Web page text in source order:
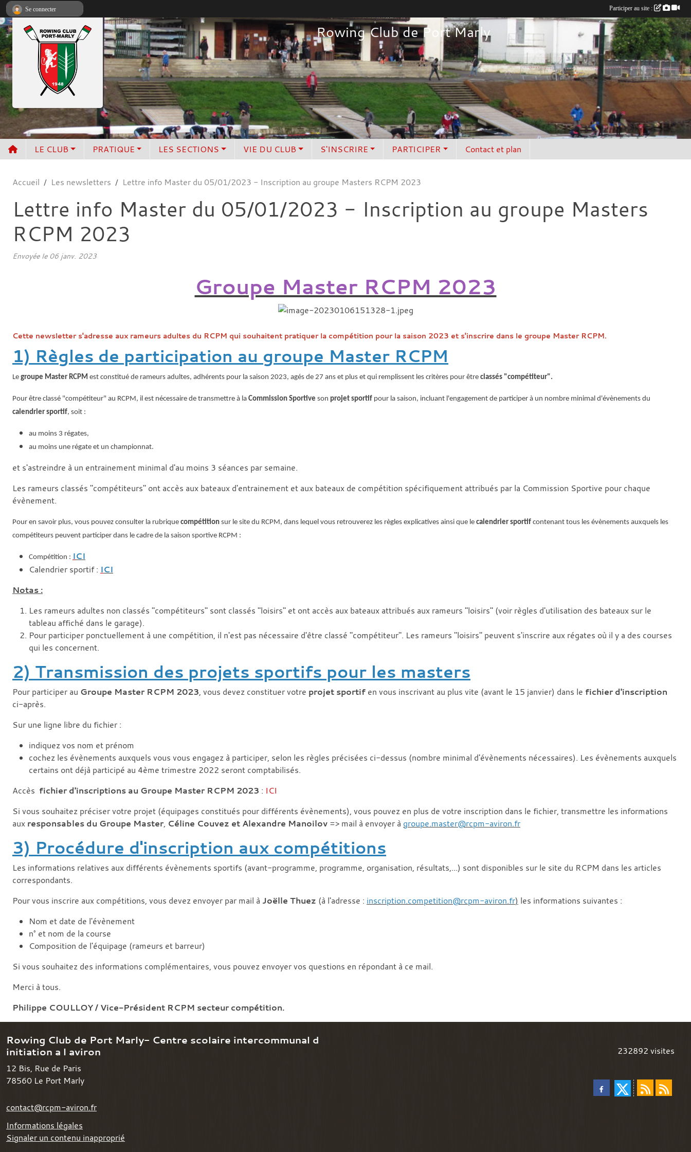
Rowing Club de Port Marly
LE CLUB PRATIQUE LES SECTIONS VIE DU CLUB S'INSCRIRE PARTICIPER Contact et plan
Accueil Les newsletters Lettre info Master du 05/01/2023 - Inscription au groupe Masters RCPM 2023
Lettre info Master du 05/01/2023 - Inscription au groupe Masters
RCPM 2023
Envoyée le 06 janv. 2023
Groupe Master RCPM 2023
Cette newsletter s'adresse aux rameurs adultes du RCPM qui souhaitent pratiquer la compétition pour la saison 2023 et s'inscrire dans le groupe Master RCPM.
1) Règles de participation au groupe Master RCPM
Le groupe Master RCPM est constitué de rameurs adultes, adhérents pour la saison 2023, agés de 27 ans et plus et qui remplissent les critères pour être classés "compétiteur".
Pour être classé "compétiteur" au RCPM, il est nécessaire de transmettre à la Commission Sportive son projet sportif pour la saison, incluant l'engagement de participer à un nombre minimal d'évènements du
calendrier sportif, soit :
au moins 3 régates,
au moins une régate et un championnat.
et s'astreindre à un entrainement minimal d'au moins 3 séances par semaine.
Les rameurs classés "compétiteurs" ont accès aux bateaux d'entrainement et aux bateaux de compétition spécifiquement attribués par la Commission Sportive pour chaque
évènement.
Pour en savoir plus, vous pouvez consulter la rubrique compétition sur le site du RCPM, dans lequel vous retrouverez les règles explicatives ainsi que le calendrier sportif contenant tous les évènements auxquels les
compétiteurs peuvent participer dans le cadre de la saison sportive RCPM :
Compétition : ICI
Calendrier sportif : ICI
Notas :
Les rameurs adultes non classés "compétiteurs" sont classés "loisirs" et ont accès aux bateaux attribués aux rameurs "loisirs" (voir règles d'utilisation des bateaux sur le
tableau affiché dans le garage).
Pour participer ponctuellement à une compétition, il n'est pas nécessaire d'être classé "compétiteur". Les rameurs "loisirs" peuvent s'inscrire aux régates où il y a des courses
qui les concernent.
2) Transmission des projets sportifs pour les masters
Pour participer au Groupe Master RCPM 2023, vous devez constituer votre projet sportif en vous inscrivant au plus vite (avant le 15 janvier) dans le fichier d'inscription
ci-après.
Sur une ligne libre du fichier :
indiquez vos nom et prénom
cochez les évènements auxquels vous vous engagez à participer, selon les règles précisées ci-dessus (nombre minimal d'évènements nécessaires). Les évènements auxquels
certains ont déjà participé au 4ème trimestre 2022 seront comptabilisés.
Accès fichier d'inscriptions au Groupe Master RCPM 2023 : ICI
Si vous souhaitez préciser votre projet (équipages constitués pour différents évènements), vous pouvez en plus de votre inscription dans le fichier, transmettre les informations
aux responsables du Groupe Master, Céline Couvez et Alexandre Manoilov => mail à envoyer à groupe.master@rcpm-aviron.fr
3) Procédure d'inscription aux compétitions
Les informations relatives aux différents évènements sportifs (avant-programme, programme, organisation, résultats,...) sont disponibles sur le site du RCPM dans les articles
correspondants.
Pour vous inscrire aux compétitions, vous devez envoyer par mail à Joëlle Thuez (à l'adresse : inscription.competition@rcpm-aviron.fr) les informations suivantes :
Nom et date de l'évènement
n° et nom de la course
Composition de l'équipage (rameurs et barreur)
Si vous souhaitez des informations complémentaires, vous pouvez envoyer vos questions en répondant à ce mail.
Merci à tous.
Philippe COULLOY / Vice-Président RCPM secteur compétition.
Rowing Club de Port Marly- Centre scolaire intercommunal d
initiation a l aviron
12 Bis, Rue de Paris
78560 Le Port Marly
contact@rcpm-aviron.fr
Informations légales
Signaler un contenu inapproprié
232892 visites
Se connecter Participer au site :
Panneau de gestion des cookies